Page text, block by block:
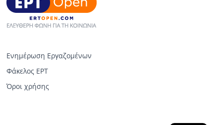
Ενημέρωση Εργαζομένων
Φάκελος ΕΡΤ
Όροι χρήσης